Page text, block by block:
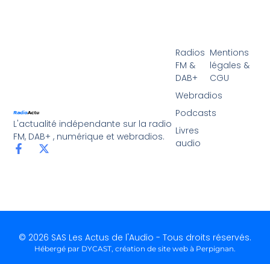
L'actualité indépendante sur la radio
FM, DAB+ , numérique et webradios.
Radios
FM &
DAB+
Webradios
Podcasts
Livres
audio
Mentions
légales &
CGU
© 2026 SAS Les Actus de l'Audio - Tous droits réservés.
Hébergé par DYCAST, création de site web à Perpignan.